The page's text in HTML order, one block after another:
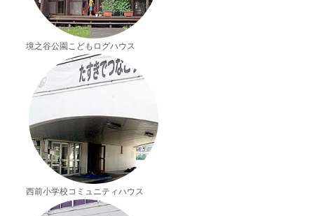
境之谷公園こどもログハウス
西前小学校コミュニティハウス